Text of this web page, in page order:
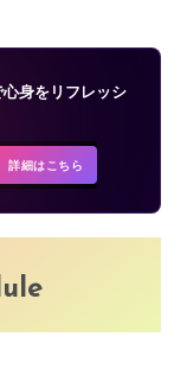
身をリフレッシ
詳細はこちら